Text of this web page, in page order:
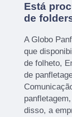
Está
de
A Globo
que
de folheto,
de
disso, a